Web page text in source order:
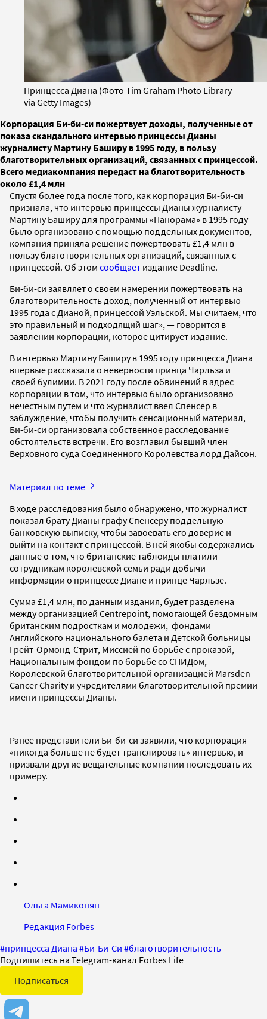
Принцесса Диана (Фото Tim Graham Photo Library
via Getty Images)
Корпорация Би-би-си пожертвует доходы, полученные от
показа скандального интервью принцессы Дианы
журналисту Мартину Баширу в 1995 году, в пользу
благотворительных организаций, связанных с принцессой.
Всего медиакомпания передаст на благотворительность
около £1,4 млн
Спустя более года после того, как корпорация Би-би-си
признала, что интервью принцессы Дианы журналисту
Мартину Баширу для программы «Панорама» в 1995 году
было организовано с помощью поддельных документов,
компания приняла решение пожертвовать £1,4 млн в
пользу благотворительных организаций, связанных с
принцессой. Об этом сообщает издание Deadline.
Би-би-си заявляет о своем намерении пожертвовать на
благотворительность доход, полученный от интервью
1995 года с Дианой, принцессой Уэльской. Мы считаем, что
это правильный и подходящий шаг», — говорится в
заявлении корпорации, которое цитирует издание.
В интервью Мартину Баширу в 1995 году принцесса Диана
впервые рассказала о неверности принца Чарльза и
своей булимии. В 2021 году после обвинений в адрес
корпорации в том, что интервью было организовано
нечестным путем и что журналист ввел Спенсер в
заблуждение, чтобы получить сенсационный материал,
Би-би-си организовала собственное расследование
обстоятельств встречи. Его возглавил бывший член
Верховного суда Соединенного Королевства лорд Дайсон.
Материал по теме
В ходе расследования было обнаружено, что журналист
показал брату Дианы графу Спенсеру поддельную
банковскую выписку, чтобы завоевать его доверие и
выйти на контакт с принцессой. В ней якобы содержались
данные о том, что британские таблоиды платили
сотрудникам королевской семьи ради добычи
информации о принцессе Диане и принце Чарльзе.
Сумма £1,4 млн, по данным издания, будет разделена
между организацией Centrepoint, помогающей бездомным
британским подросткам и молодежи, фондами
Английского национального балета и Детской больницы
Грейт-Ормонд-Стрит, Миссией по борьбе с проказой,
Национальным фондом по борьбе со СПИДом,
Королевской благотворительной организацией Marsden
Cancer Charity и учредителями благотворительной премии
имени принцессы Дианы.
Ранее представители Би-би-си заявили, что корпорация
«никогда больше не будет транслировать» интервью, и
призвали другие вещательные компании последовать их
примеру.
Ольга Мамиконян
Редакция Forbes
#принцесса Диана #Би-Би-Си #благотворительность
Подпишитесь на Telegram-канал Forbes Life
Подписаться